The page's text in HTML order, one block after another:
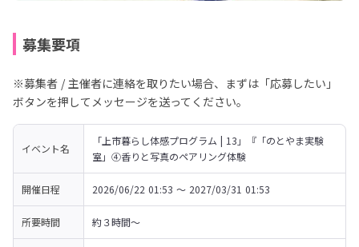
募集要項
※募集者 / 主催者に連絡を取りたい場合、まずは「応募したい」
ボタンを押してメッセージを送ってください。
イベント名
「上市暮らし体感プログラム | 13」『「のとやま実験
室」④香りと写真のペアリング体験
開催日程 2026/06/22 01:53 〜 2027/03/31 01:53
所要時間 約３時間〜